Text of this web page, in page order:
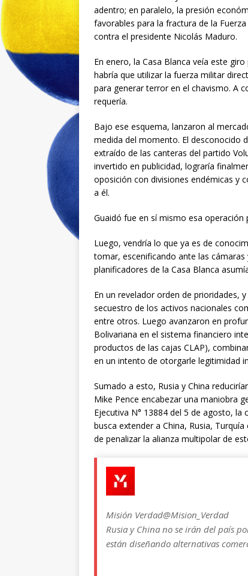
adentro; en paralelo, la presión
favorables para la fractura de la
contra el presidente Nicolás Maduro.
En enero, la Casa Blanca veía este
habría que utilizar la fuerza militar
para generar terror en el chavismo. A
requería.
Bajo ese esquema, lanzaron al
medida del momento. El desconocido
extraído de las canteras del partido
invertido en publicidad, lograría
oposición con divisiones endémicas y
a él.
Guaidó fue en sí mismo esa
Luego, vendría lo que ya es de
tomar, escenificando ante las
planificadores de la Casa Blanca
En un revelador orden de prioridades,
secuestro de los activos nacionales
entre otros. Luego avanzaron en
Bolivariana en el sistema financiero
productos de las cajas CLAP),
en un intento de otorgarle legitimidad
Sumado a esto, Rusia y China
Mike Pence encabezar una maniobra
Ejecutiva N° 13884 del 5 de agosto,
busca extender a China, Rusia,
de penalizar la alianza multipolar de
Misión Verdad@Mision_Verdad
Rusia y China no se irán del país
están diseñando alternativas